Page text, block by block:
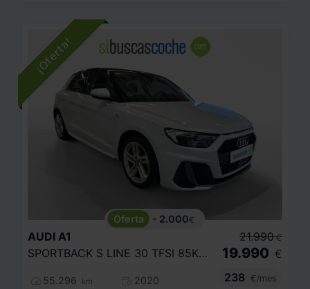
- 2.000€
AUDI A1
SPORTBACK S LINE 30 TFSI 85KW (116CV)
55.296 km
2020
21.990 €
19.990 €
238
€/mes